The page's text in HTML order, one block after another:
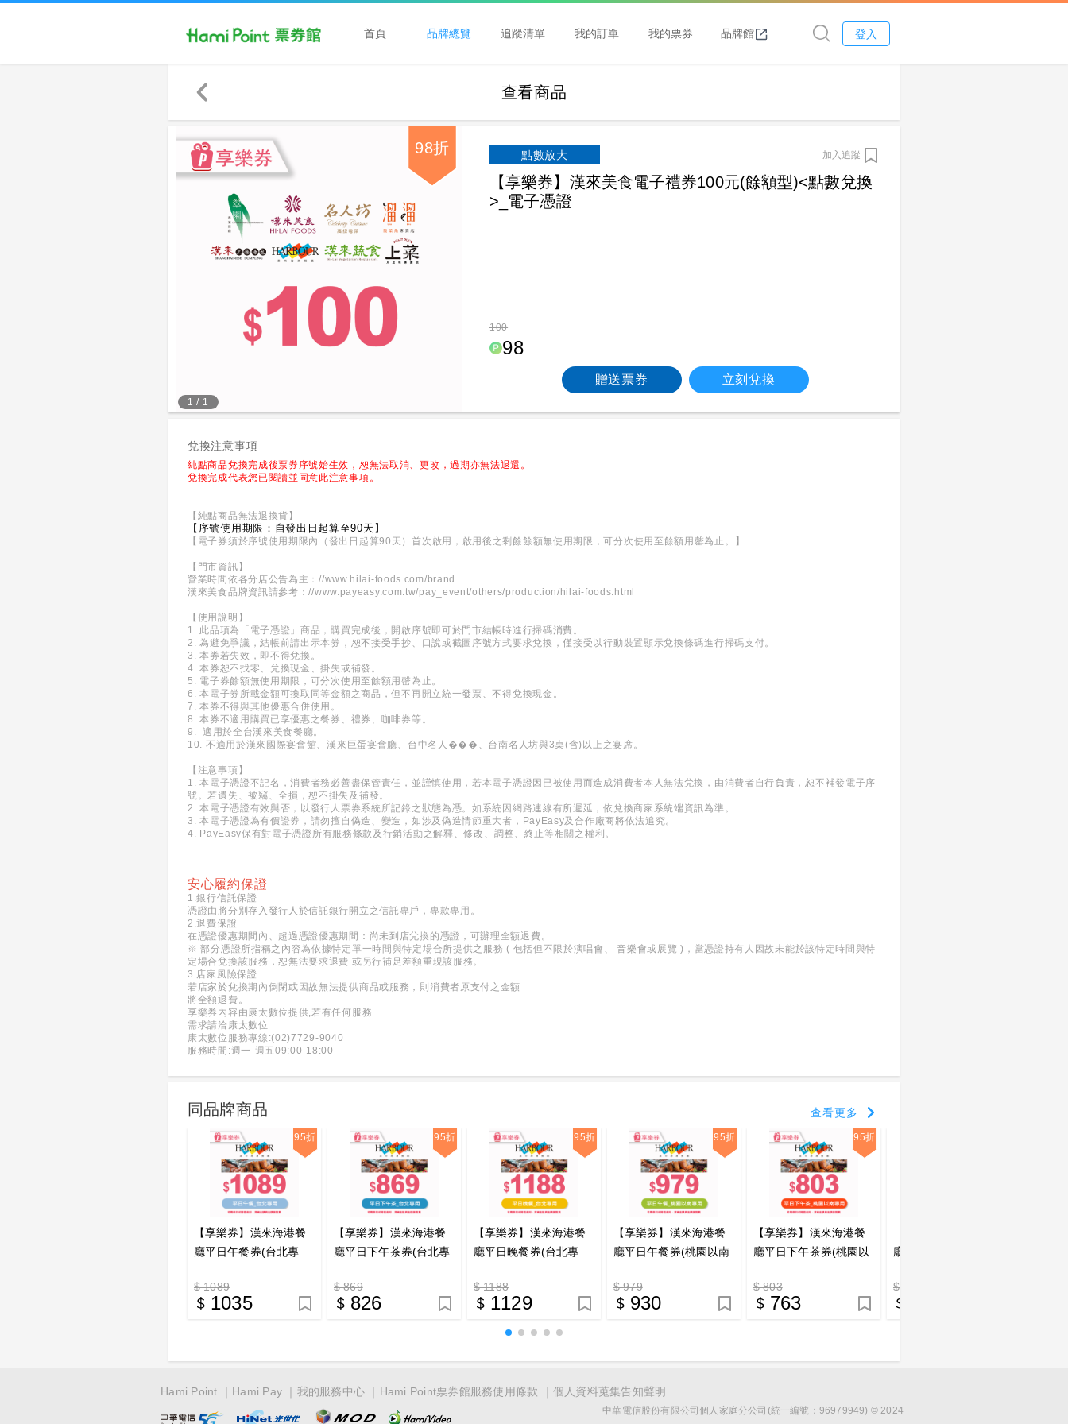
首頁 品牌總覽 追蹤清單 我的訂單 我的票券 品牌館 登入
查看商品
1 / 1
98折 點數放大 加入追蹤
【享樂券】漢來美食電子禮券100元(餘額型)<點數兌換
>_電子憑證
100
98
贈送票券 立刻兌換
兌換注意事項
純點商品兌換完成後票券序號始生效，恕無法取消、更改，過期亦無法退還。
兌換完成代表您已閱讀並同意此注意事項。
【純點商品無法退換貨】
【序號使用期限：自發出日起算至90天】
【電子券須於序號使用期限內（發出日起算90天）首次啟用，啟用後之剩餘餘額無使用期限，可分次使用至餘額用罄為止。】
【門市資訊】
營業時間依各分店公告為主：//www.hilai-foods.com/brand
漢來美食品牌資訊請參考：//www.payeasy.com.tw/pay_event/others/production/hilai-foods.html
【使用說明】
1. 此品項為「電子憑證」商品，購買完成後，開啟序號即可於門市結帳時進行掃碼消費。
2. 為避免爭議，結帳前請出示本券，恕不接受手抄、口說或截圖序號方式要求兌換，僅接受以行動裝置顯示兌換條碼進行掃碼支付。
3. 本券若失效，即不得兌換。
4. 本券恕不找零、兌換現金、掛失或補發。
5. 電子券餘額無使用期限，可分次使用至餘額用罄為止。
6. 本電子券所載金額可換取同等金額之商品，但不再開立統一發票、不得兌換現金。
7. 本券不得與其他優惠合併使用。
8. 本券不適用購買已享優惠之餐券、禮券、咖啡券等。
9. 適用於全台漢來美食餐廳。
10. 不適用於漢來國際宴會館、漢來巨蛋宴會廳、台中名人���、台南名人坊與3桌(含)以上之宴席。
【注意事項】
1. 本電子憑證不記名，消費者務必善盡保管責任，並謹慎使用，若本電子憑證因已被使用而造成消費者本人無法兌換，由消費者自行負責，恕不補發電子序
號。若遺失、被竊、全損，恕不掛失及補發。
2. 本電子憑證有效與否，以發行人票券系統所記錄之狀態為憑。如系統因網路連線有所遲延，依兌換商家系統端資訊為準。
3. 本電子憑證為有價證券，請勿擅自偽造、變造，如涉及偽造情節重大者，PayEasy及合作廠商將依法追究。
4. PayEasy保有對電子憑證所有服務條款及行銷活動之解釋、修改、調整、終止等相關之權利。
安心履約保證
1.銀行信託保證
憑證由將分別存入發行人於信託銀行開立之信託專戶，專款專用。
2.退費保證
在憑證優惠期間內、超過憑證優惠期間：尚未到店兌換的憑證，可辦理全額退費。
※ 部分憑證所指稱之內容為依據特定單一時間與特定場合所提供之服務 ( 包括但不限於演唱會、 音樂會或展覽 )，當憑證持有人因故未能於該特定時間與特
定場合兌換該服務，恕無法要求退費 或另行補足差額重現該服務。
3.店家風險保證
若店家於兌換期內倒閉或因故無法提供商品或服務，則消費者原支付之金額
將全額退費。
享樂券內容由康太數位提供,若有任何服務
需求請洽康太數位
康太數位服務專線:(02)7729-9040
服務時間:週一-週五09:00-18:00
同品牌商品 查看更多
95折
【享樂券】漢來海港餐
廳平日午餐券(台北專
$ 1089
1035
95折
【享樂券】漢來海港餐
廳平日下午茶券(台北專
$ 869
826
95折
【享樂券】漢來海港餐
廳平日晚餐券(台北專
$ 1188
1129
95折
【享樂券】漢來海港餐
廳平日午餐券(桃園以南
$ 979
930
95折
【享樂券】漢來海港餐
廳平日下午茶券(桃園以
$ 803
763
廳平日晚餐券(桃園以南
$ 1089
Hami Point Hami Pay 我的服務中心 Hami Point票券館服務使用條款 個人資料蒐集告知聲明
中華電信股份有限公司個人家庭分公司(統一編號：96979949) © 2024